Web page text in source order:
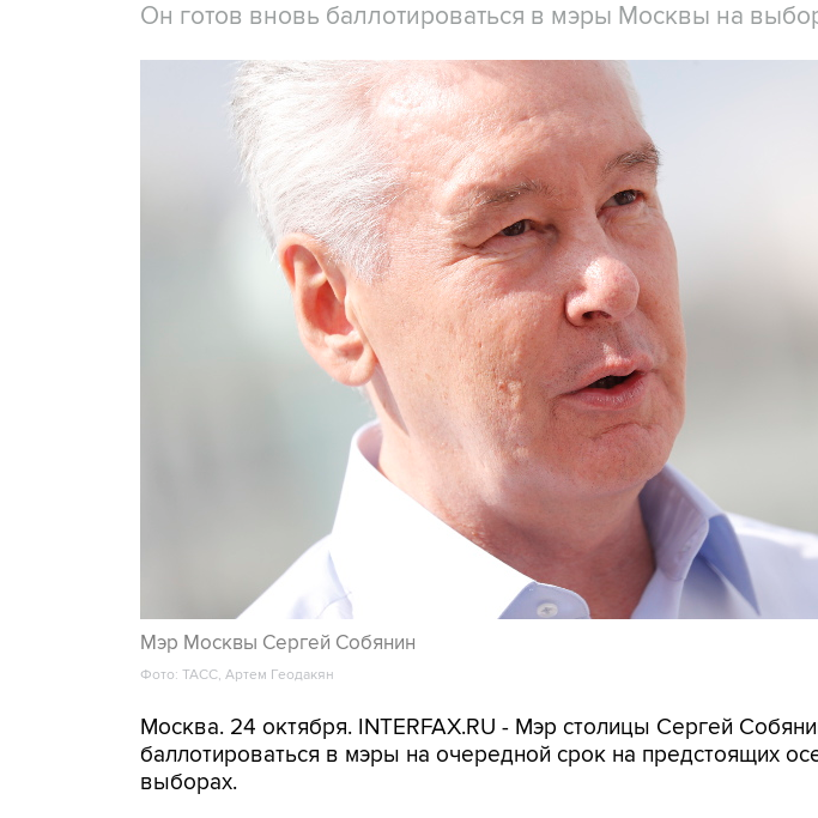
Он готов вновь баллотироваться в мэры Москвы на
Мэр Москвы Сергей Собянин
Фото: ТАСС, Артем Геодакян
Москва. 24 октября. INTERFAX.RU - Мэр столицы Сергей
баллотироваться в мэры на очередной срок на предстоящих
выборах.